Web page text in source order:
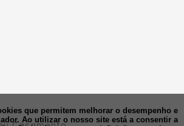
que permitem melhorar o desempenho e
Ao utilizar o nosso site está a consentir a